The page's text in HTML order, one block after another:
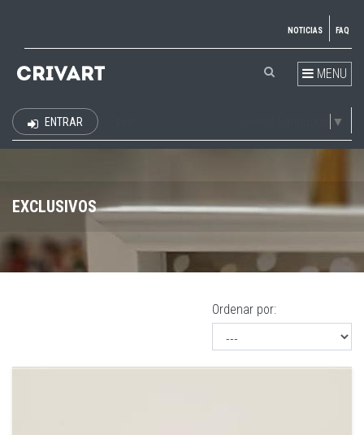
NOTICIAS FAQ
MENU
▼
ENTRAR
EXCLUSIVOS
Ordenar por: